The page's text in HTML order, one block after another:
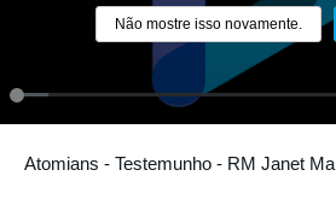
Não mostre isso novamente.
Atomians - Testemunho - RM Janet Ma